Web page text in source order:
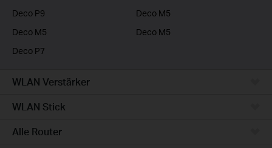
Deco P9
Deco M5
Deco M5
Deco M5
Deco P7
WLAN Verstärker
WLAN Stick
Alle Router